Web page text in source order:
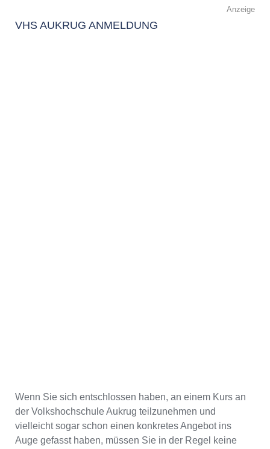
Anzeige
VHS AUKRUG ANMELDUNG
Wenn Sie sich entschlossen haben, an einem Kurs an
der Volkshochschule Aukrug teilzunehmen und
vielleicht sogar schon einen konkretes Angebot ins
Auge gefasst haben, müssen Sie in der Regel keine